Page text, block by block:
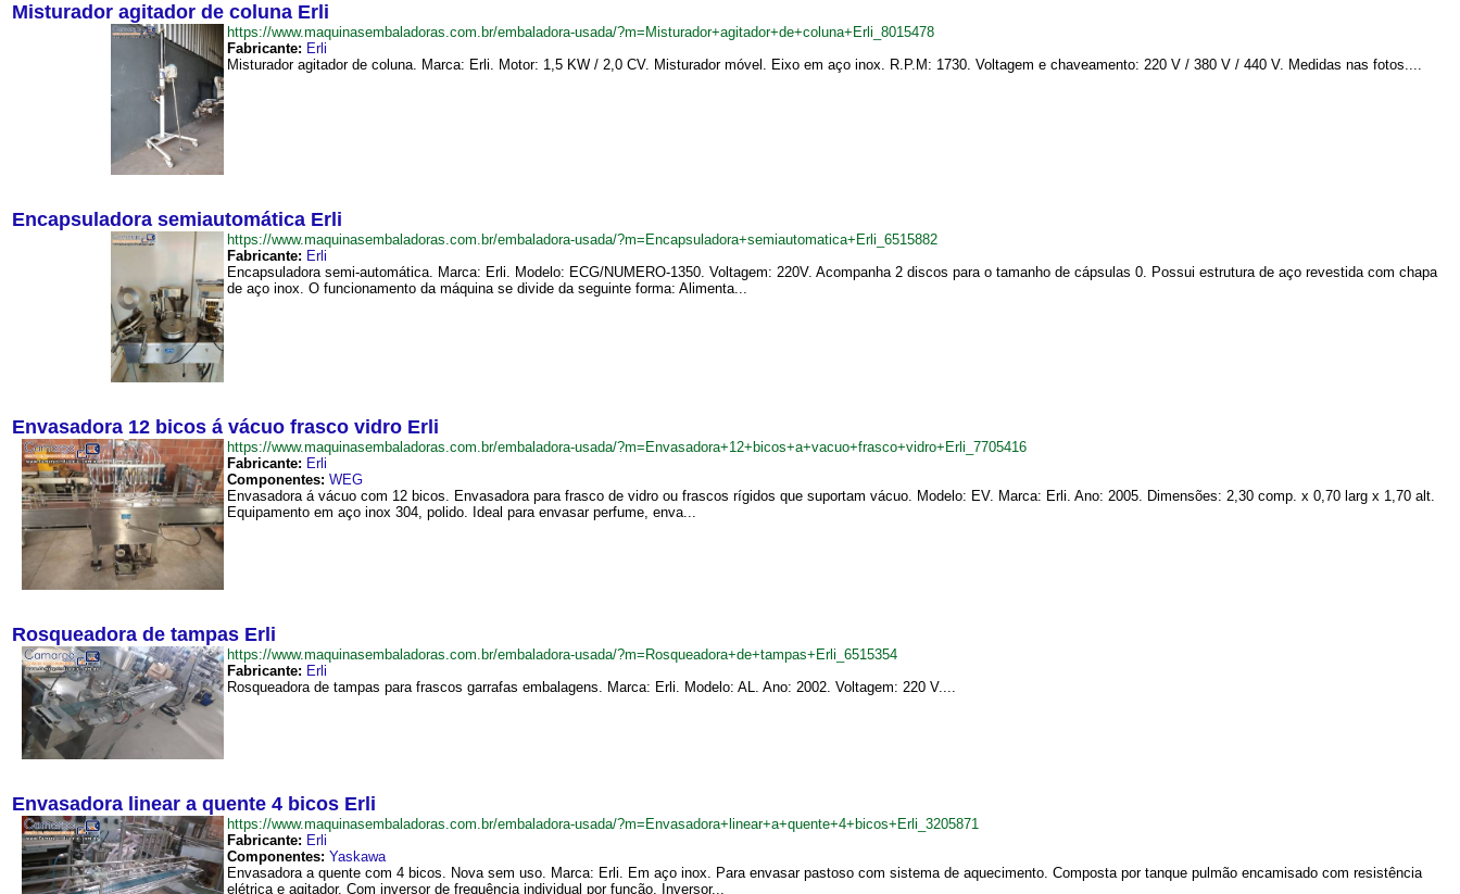
Misturador agitador de coluna Erli
https://www.maquinasembaladoras.com.br/embaladora-usada/?m=Misturador+agitador+de+coluna+Erli_8015478
Fabricante: Erli
Misturador agitador de coluna. Marca: Erli. Motor: 1,5 KW / 2,0 CV. Misturador móvel. Eixo em aço inox. R.P.M: 1730. Voltagem e chaveamento: 220 V / 380 V / 440 V. Medidas nas fotos....
Encapsuladora semiautomática Erli
https://www.maquinasembaladoras.com.br/embaladora-usada/?m=Encapsuladora+semiautomatica+Erli_6515882
Fabricante: Erli
Encapsuladora semi-automática. Marca: Erli. Modelo: ECG/NUMERO-1350. Voltagem: 220V. Acompanha 2 discos para o tamanho de cápsulas 0. Possui estrutura de aço revestida com chapa
de aço inox. O funcionamento da máquina se divide da seguinte forma: Alimenta...
Envasadora 12 bicos á vácuo frasco vidro Erli
https://www.maquinasembaladoras.com.br/embaladora-usada/?m=Envasadora+12+bicos+a+vacuo+frasco+vidro+Erli_7705416
Fabricante: Erli
Componentes: WEG
Envasadora á vácuo com 12 bicos. Envasadora para frasco de vidro ou frascos rígidos que suportam vácuo. Modelo: EV. Marca: Erli. Ano: 2005. Dimensões: 2,30 comp. x 0,70 larg x 1,70 alt.
Equipamento em aço inox 304, polido. Ideal para envasar perfume, enva...
Rosqueadora de tampas Erli
https://www.maquinasembaladoras.com.br/embaladora-usada/?m=Rosqueadora+de+tampas+Erli_6515354
Fabricante: Erli
Rosqueadora de tampas para frascos garrafas embalagens. Marca: Erli. Modelo: AL. Ano: 2002. Voltagem: 220 V....
Envasadora linear a quente 4 bicos Erli
https://www.maquinasembaladoras.com.br/embaladora-usada/?m=Envasadora+linear+a+quente+4+bicos+Erli_3205871
Fabricante: Erli
Componentes: Yaskawa
Envasadora a quente com 4 bicos. Nova sem uso. Marca: Erli. Em aço inox. Para envasar pastoso com sistema de aquecimento. Composta por tanque pulmão encamisado com resistência
elétrica e agitador. Com inversor de frequência individual por função. Inversor...